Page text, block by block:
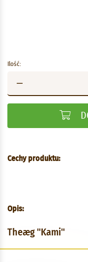
Ilość:
Cechy produktu:
Opis:
Theæg "Kami"